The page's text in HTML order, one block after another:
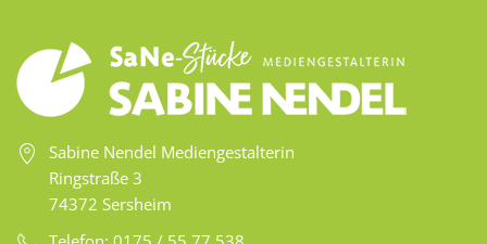
Sabine Nendel Mediengestalterin
Ringstraße 3
74372 Sersheim